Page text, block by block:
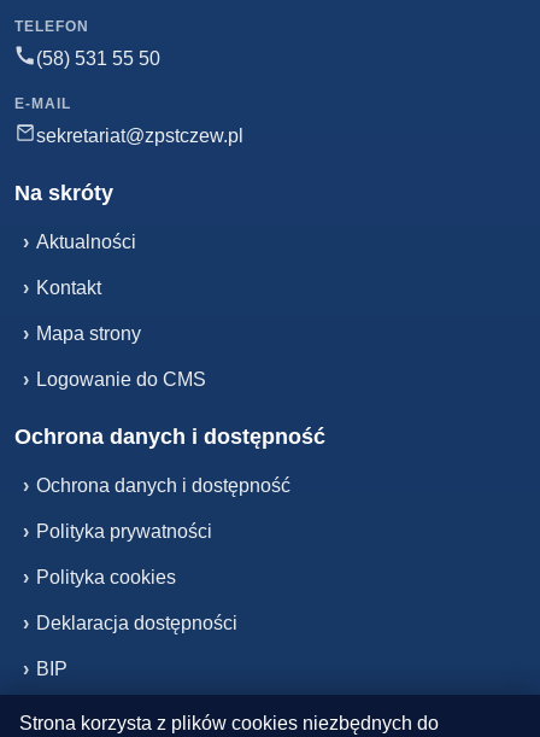
TELEFON
(58) 531 55 50
E-MAIL
sekretariat@zpstczew.pl
Na skróty
› Aktualności
› Kontakt
› Mapa strony
› Logowanie do CMS
Ochrona danych i dostępność
› Ochrona danych i dostępność
› Polityka prywatności
› Polityka cookies
› Deklaracja dostępności
› BIP
Strona korzysta z plików cookies niezbędnych do